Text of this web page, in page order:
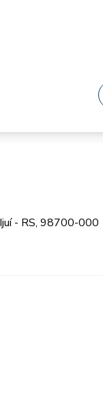
- RS, 98700-000